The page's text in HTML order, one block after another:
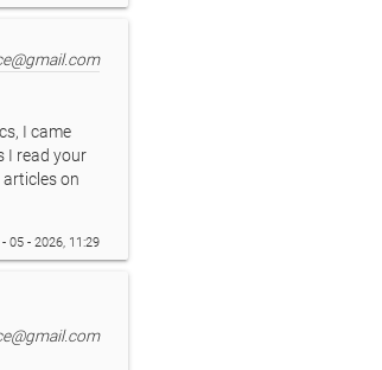
I came
I read your
articles on
05 - 2026, 11:29